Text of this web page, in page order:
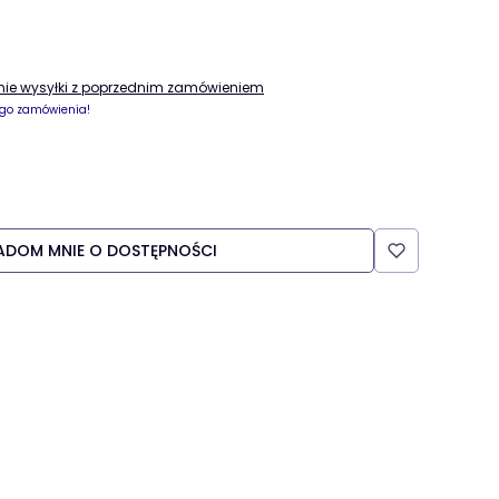
wysyłki z poprzednim zamówieniem
zamówienia!
MNIE O DOSTĘPNOŚCI